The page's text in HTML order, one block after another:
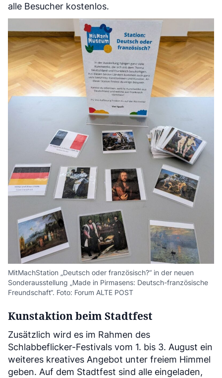
alle Besucher kostenlos.
MitMachStation „Deutsch oder französisch?“ in der neuen
Sonderausstellung „Made in Pirmasens: Deutsch-französische
Freundschaft“. Foto: Forum ALTE POST
Kunstaktion beim Stadtfest
Zusätzlich wird es im Rahmen des
Schlabbeflicker-Festivals vom 1. bis 3. August ein
weiteres kreatives Angebot unter freiem Himmel
geben. Auf dem Stadtfest sind alle eingeladen,